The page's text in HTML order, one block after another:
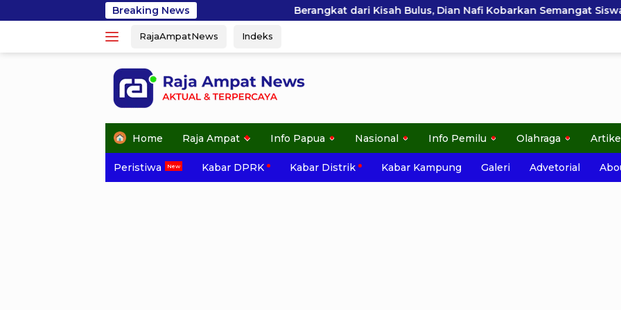
to
Breaking NewsBerangkat dari Kisah Bulus, Dian Nafi Kobarkan Semangat Siswa SDN 2 Tlogoweru
RajaAmpatNews Indeks
Home Raja Ampat Info Papua Nasional Info Pemilu Olahraga
Peristiwa Kabar DPRK Kabar Distrik Kabar Kampung Galeri Advetorial